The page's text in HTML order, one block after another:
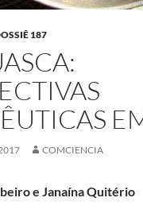
187
COMCIENCIA
e Janaína Quitério